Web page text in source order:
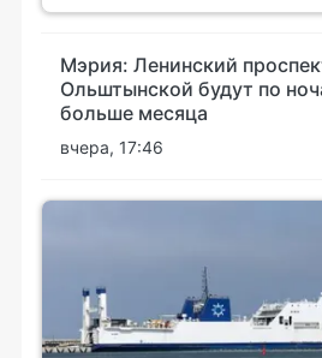
Мэрия: Ленинский
Ольштынской будут по
больше месяца
вчера, 17:46